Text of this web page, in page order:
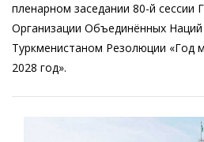
пленарном заседании 80-й сессии
Организации Объединённых
Туркменистаном Резолюции «Год
2028 год».